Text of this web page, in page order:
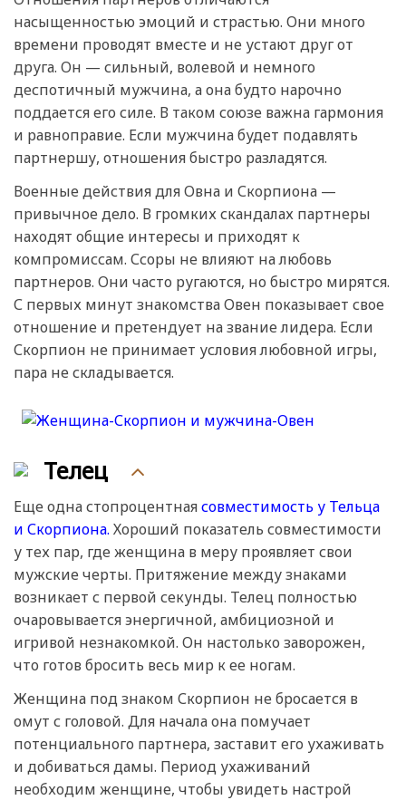
насыщенностью эмоций и страстью. Они много
времени проводят вместе и не устают друг от
друга. Он — сильный, волевой и немного
деспотичный мужчина, а она будто нарочно
поддается его силе. В таком союзе важна гармония
и равноправие. Если мужчина будет подавлять
партнершу, отношения быстро разладятся.
Военные действия для Овна и Скорпиона —
привычное дело. В громких скандалах партнеры
находят общие интересы и приходят к
компромиссам. Ссоры не влияют на любовь
партнеров. Они часто ругаются, но быстро мирятся.
С первых минут знакомства Овен показывает свое
отношение и претендует на звание лидера. Если
Скорпион не принимает условия любовной игры,
пара не складывается.
Телец
Еще одна стопроцентнаясовместимость у Тельца
и Скорпиона. Хороший показатель совместимости
у тех пар, где женщина в меру проявляет свои
мужские черты. Притяжение между знаками
возникает с первой секунды. Телец полностью
очаровывается энергичной, амбициозной и
игривой незнакомкой. Он настолько заворожен,
что готов бросить весь мир к ее ногам.
Женщина под знаком Скорпион не бросается в
омут с головой. Для начала она помучает
потенциального партнера, заставит его ухаживать
и добиваться дамы. Период ухаживаний
необходим женщине, чтобы увидеть настрой